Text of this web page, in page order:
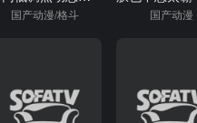
国产动漫/格斗 国产动漫